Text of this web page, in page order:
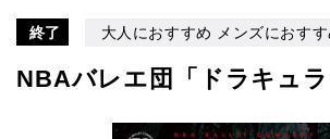
終了 大人におすすめ メンズにおすす
NBAバレエ団「ドラキュラ